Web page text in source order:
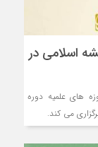
اسلامی در
های علمیه دوره
می کند.